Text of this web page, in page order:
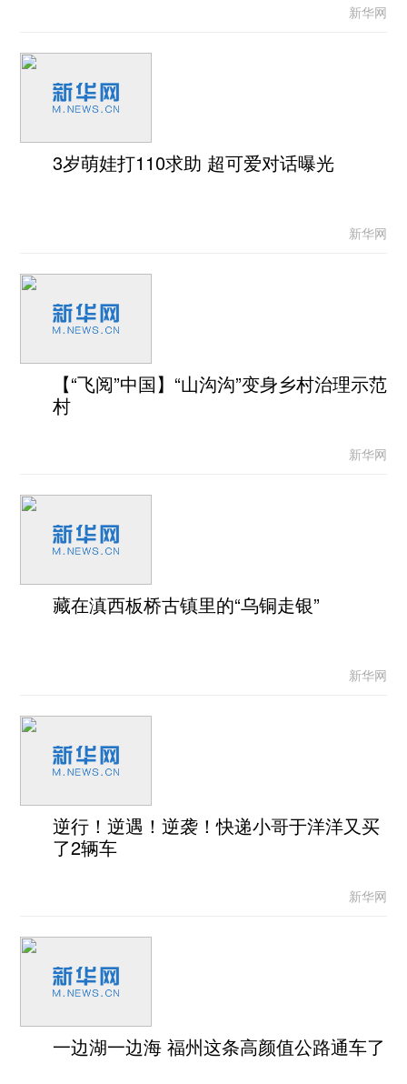
新华网
3岁萌娃打110求助 超可爱对话曝光
新华网
【“飞阅”中国】“山沟沟”变身乡村治理示范
村
新华网
藏在滇西板桥古镇里的“乌铜走银”
新华网
逆行！逆遇！逆袭！快递小哥于洋洋又买
了2辆车
新华网
一边湖一边海 福州这条高颜值公路通车了